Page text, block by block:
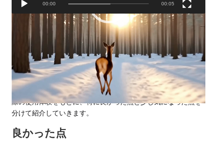
レ
ー
00:00 00:05
今すぐPollo AIを無料でお試し→
Part5：Pollo AIの実際使用感
実際にPollo AIを一定期間使ってみて、使いやすさや生成クオリ
ティの面で感じたことがいくつかありました。ここからは、実
際の使用体験をもとに、特に良かった点と少し気になった点を
分けて紹介していきます。
良かった点